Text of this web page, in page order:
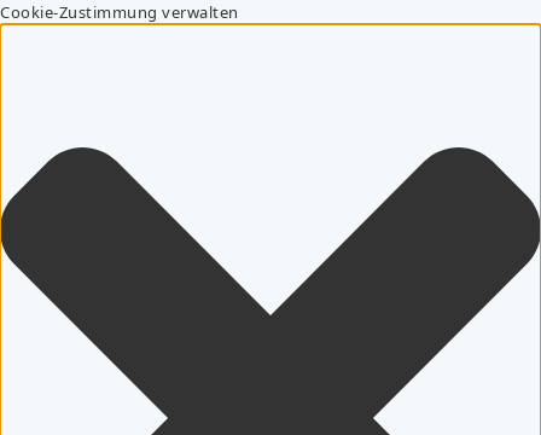
Cookie-Zustimmung verwalten